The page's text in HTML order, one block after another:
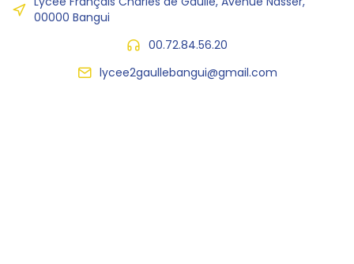
00000 Bangui
00.72.84.56.20
lycee2gaullebangui@gmail.com